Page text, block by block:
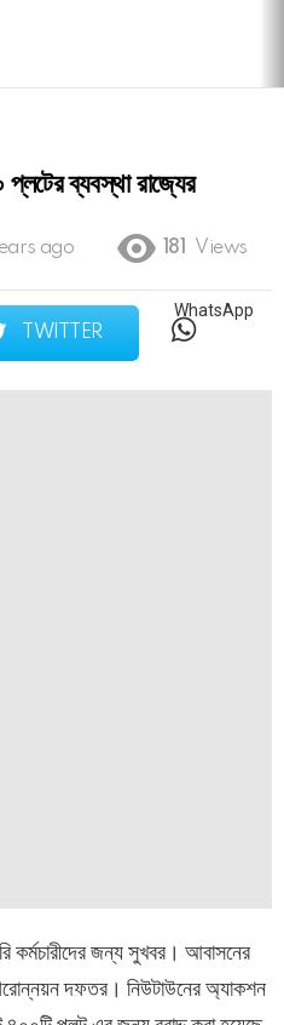
প্লটের ব্যবস্থা রাজ্যের
ago 181 Views
TWITTER
WhatsApp
কর্মচারীদের জন্য সুখবর। আবাসনের
দফতর। নিউটাউনের অ্যাকশন